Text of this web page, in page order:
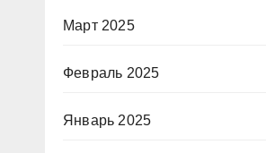
Март 2025
Февраль 2025
Январь 2025